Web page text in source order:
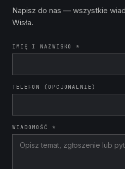
Napisz do nas — wszystkie
Wisła.
IMIĘ I NAZWISKO *
TELEFON (OPCJONALNIE)
WIADOMOŚĆ *